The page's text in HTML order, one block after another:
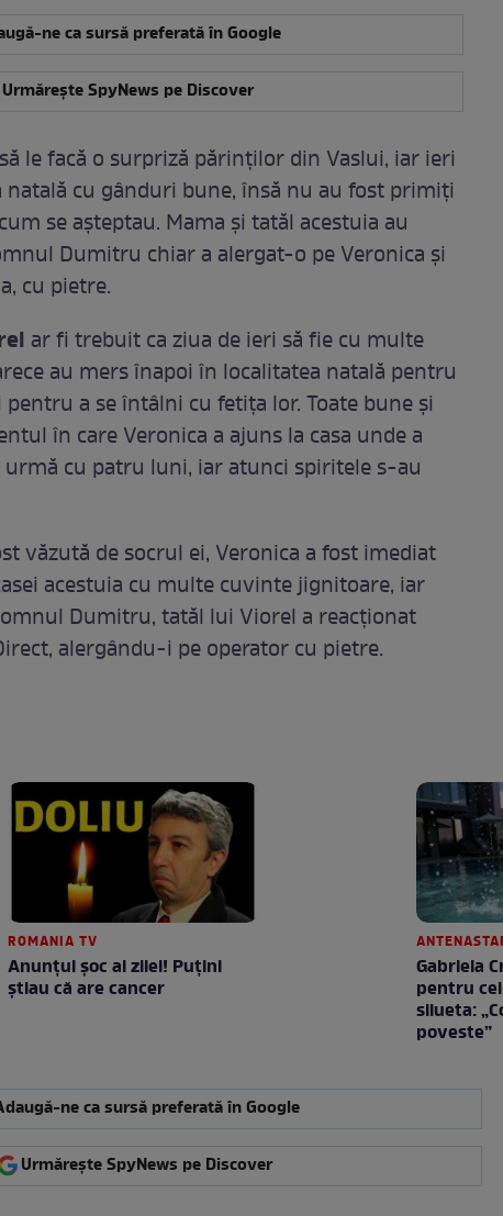
ne ca sursă preferată în Google
Urmărește SpyNews pe Discover
le facă o surpriză părinților din Vaslui, iar ieri
natală cu gânduri bune, însă nu au fost primiți
se așteptau. Mama și tatăl acestuia au
Dumitru chiar a alergat-o pe Veronica și
cu pietre.
ar fi trebuit ca ziua de ieri să fie cu multe
au mers înapoi în localitatea natală pentru
a se întâlni cu fetița lor. Toate bune și
în care Veronica a ajuns la casa unde a
cu patru luni, iar atunci spiritele s-au
văzută de socrul ei, Veronica a fost imediat
acestuia cu multe cuvinte jignitoare, iar
Dumitru, tatăl lui Viorel a reacționat
alergându-i pe operator cu pietre.
ROMANIA TV
Anunţul şoc al zilei! Puţini
ştiau că are cancer
Gabriela
pentru
silueta:
poveste”
ne ca sursă preferată în Google
Urmărește SpyNews pe Discover